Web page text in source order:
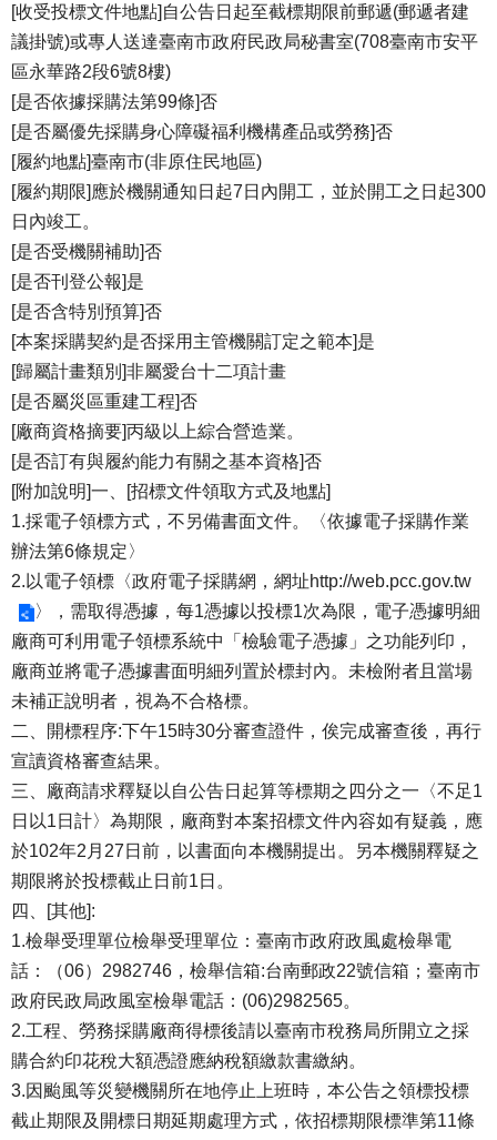
[收受投標文件地點]自公告日起至截標期限前郵遞(郵遞者建
議掛號)或專人送達臺南市政府民政局秘書室(708臺南市安平
區永華路2段6號8樓)
[是否依據採購法第99條]否
[是否屬優先採購身心障礙福利機構產品或勞務]否
[履約地點]臺南市(非原住民地區)
[履約期限]應於機關通知日起7日內開工，並於開工之日起300
日內竣工。
[是否受機關補助]否
[是否刊登公報]是
[是否含特別預算]否
[本案採購契約是否採用主管機關訂定之範本]是
[歸屬計畫類別]非屬愛台十二項計畫
[是否屬災區重建工程]否
[廠商資格摘要]丙級以上綜合營造業。
[是否訂有與履約能力有關之基本資格]否
[附加說明]一、[招標文件領取方式及地點]
1.採電子領標方式，不另備書面文件。〈依據電子採購作業
辦法第6條規定〉
2.以電子領標〈政府電子採購網，網址http://web.pcc.gov.tw
〉，需取得憑據，每1憑據以投標1次為限，電子憑據明細
廠商可利用電子領標系統中「檢驗電子憑據」之功能列印，
廠商並將電子憑據書面明細列置於標封內。未檢附者且當場
未補正說明者，視為不合格標。
二、開標程序:下午15時30分審查證件，俟完成審查後，再行
宣讀資格審查結果。
三、廠商請求釋疑以自公告日起算等標期之四分之一〈不足1
日以1日計〉為期限，廠商對本案招標文件內容如有疑義，應
於102年2月27日前，以書面向本機關提出。另本機關釋疑之
期限將於投標截止日前1日。
四、[其他]:
1.檢舉受理單位檢舉受理單位：臺南市政府政風處檢舉電
話：（06）2982746，檢舉信箱:台南郵政22號信箱；臺南市
政府民政局政風室檢舉電話：(06)2982565。
2.工程、勞務採購廠商得標後請以臺南市稅務局所開立之採
購合約印花稅大額憑證應納稅額繳款書繳納。
3.因颱風等災變機關所在地停止上班時，本公告之領標投標
截止期限及開標日期延期處理方式，依招標期限標準第11條